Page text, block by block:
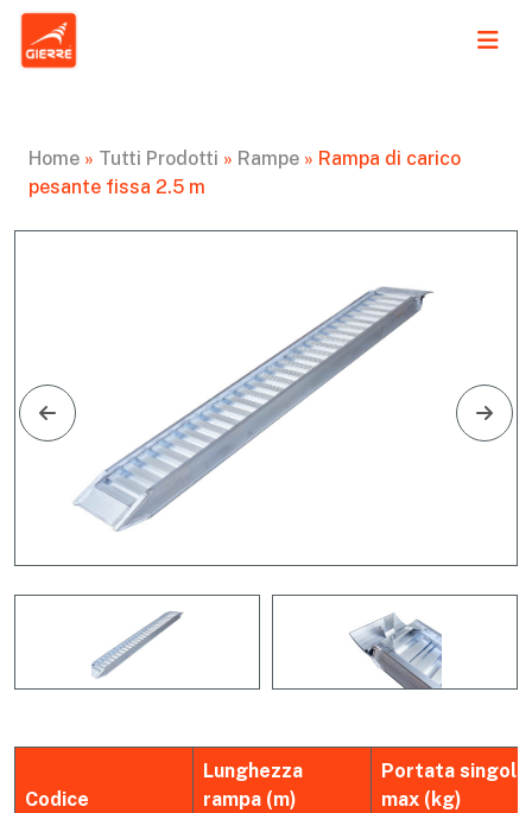
Home » Tutti Prodotti » Rampe » Rampa di carico
pesante fissa 2.5 m
Codice
Lunghezza
rampa (m)
Portata singola
max (kg)